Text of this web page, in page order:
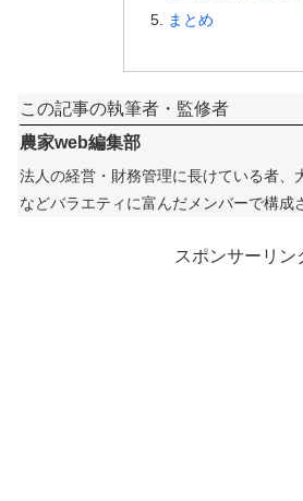
まとめ
この記事の執筆者・監修者
農家web編集部
法人の経営・財務管理に長けている者、
などバラエティに富んだメンバーで構成
スポンサーリン